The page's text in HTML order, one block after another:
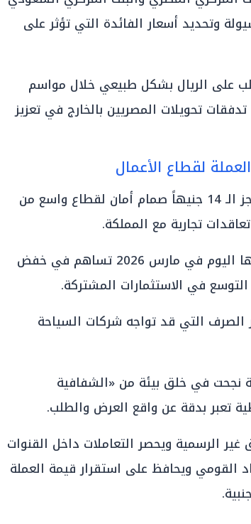
وتحديد أسعار الفائدة التي تؤثر على
على الريال بشكل طبيعي خلال مواسم
تحويلات المصريين بالخارج في تعزيز
لقطاع الأعمال
يمثل استقرار الريال السعودي تحت حاجز الـ 14 جنيهاً صمام أمان لقطاع واسع من
تجارية مع المملكة.
إن حالة «التوازن السعري» التي نلمسها اليوم في مارس 2026 تساهم في خفض
في الاستثمارات المشتركة.
التي قد تواجه شركات السياحة
نجحت في خلق بيئة من «الشفافية
تعبر بدقة عن واقع العرض والطلب.
الرسمية ويحصر التعاملات داخل القنوات
القومي ويحافظ على استقرار قيمة العملة